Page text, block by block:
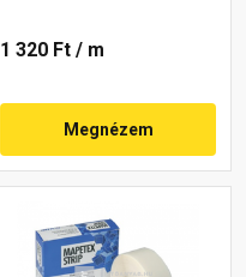
1 320 Ft / m
Megnézem